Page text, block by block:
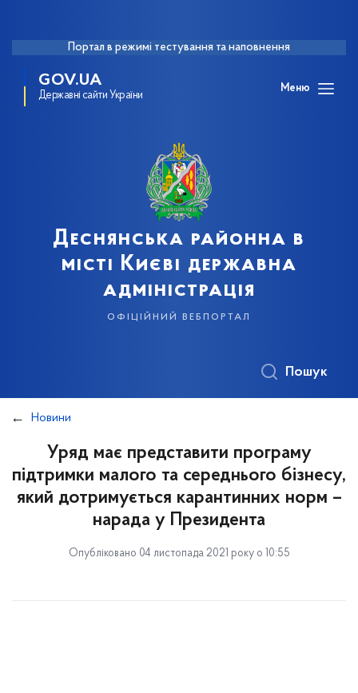
Портал в режимі тестування та наповнення
GOV.UA
Державні сайти України
Меню
Деснянська районна в
місті Києві державна
адміністрація
офіційний вебпортал
Пошук
Новини
Уряд має представити програму
підтримки малого та середнього бізнесу,
який дотримується карантинних норм –
нарада у Президента
Опубліковано 04 листопада 2021 року о 10:55